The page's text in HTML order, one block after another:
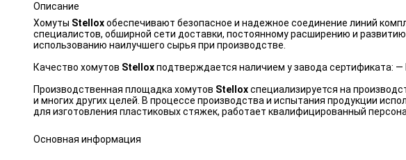
Описание
Хомуты Stelloxобеспечивают безопасное и надежное соединение линий
специалистов, обширной сети доставки, постоянному расширению и
использованию наилучшего сырья при производстве.
Качество хомутов Stelloxподтверждается наличием у завода сертификата:
Производственная площадка хомутов Stelloxспециализируется на
и многих других целей. В процессе производства и испытания продукции
для изготовления пластиковых стяжек, работает квалифицированный
Основная информация